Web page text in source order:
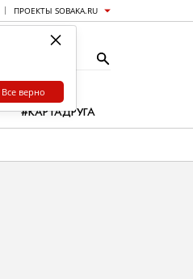
ПРОЕКТЫ SOBAKA.RU
#КАРТАДРУГА
×
Все верно